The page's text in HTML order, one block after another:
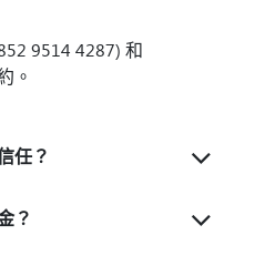
9514 4287) 和
。
任？
？